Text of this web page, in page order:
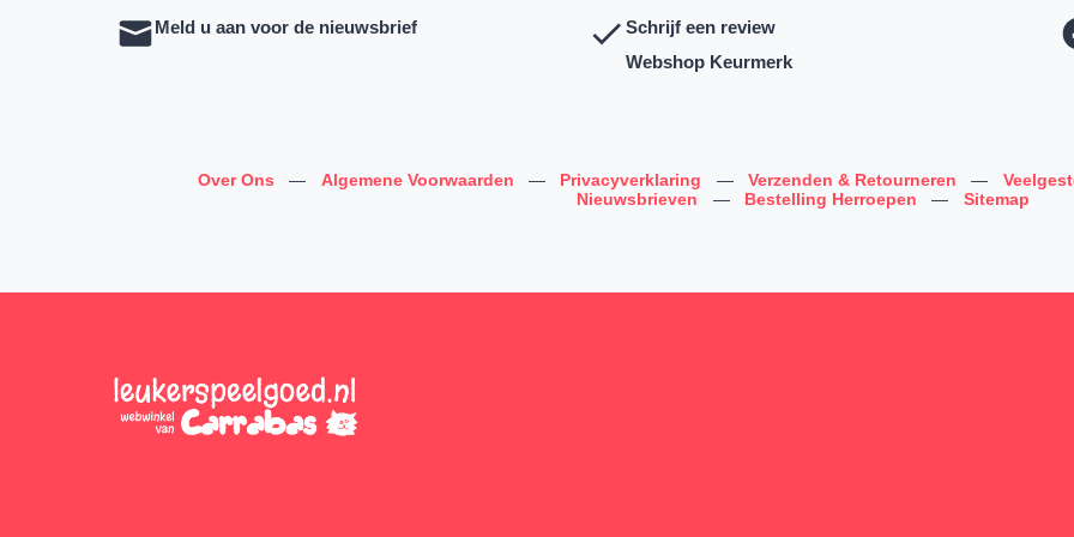
Meld u aan voor de nieuwsbrief
Schrijf een review
Webshop Keurmerk
Over Ons — Algemene Voorwaarden — Privacyverklaring — Verzenden & Retourneren —
Nieuwsbrieven
— Bestelling Herroepen — Sitemap